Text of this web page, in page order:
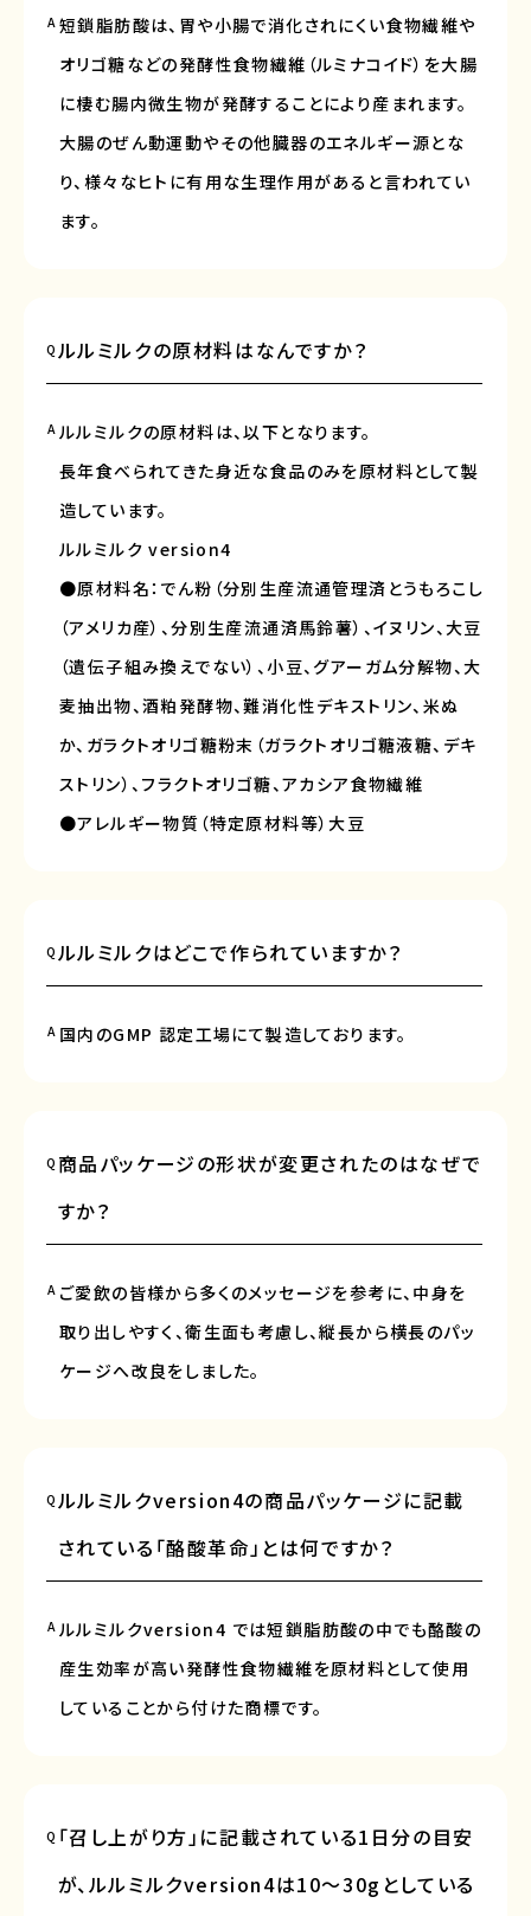
A 短鎖脂肪酸は、胃や小腸で消化されにくい食物繊維や
オリゴ糖などの発酵性食物繊維（ルミナコイド）を大腸
に棲む腸内微生物が発酵することにより産まれます。
大腸のぜん動運動やその他臓器のエネルギー源とな
り、様々なヒトに有用な生理作用があると言われてい
ます。
Q ルルミルクの原材料はなんですか？
A ルルミルクの原材料は、以下となります。
長年食べられてきた身近な食品のみを原材料として製
造しています。
ルルミルク version4
●原材料名：でん粉（分別生産流通管理済とうもろこし
（アメリカ産）、分別生産流通済馬鈴薯）、イヌリン、大豆
（遺伝子組み換えでない）、小豆、グアーガム分解物、大
麦抽出物、酒粕発酵物、難消化性デキストリン、米ぬ
か、ガラクトオリゴ糖粉末（ガラクトオリゴ糖液糖、デキ
ストリン）、フラクトオリゴ糖、アカシア食物繊維
●アレルギー物質（特定原材料等）大豆
Q ルルミルクはどこで作られていますか？
A 国内のGMP 認定工場にて製造しております。
Q 商品パッケージの形状が変更されたのはなぜで
すか？
A ご愛飲の皆様から多くのメッセージを参考に、中身を
取り出しやすく、衛生面も考慮し、縦長から横長のパッ
ケージへ改良をしました。
Q ルルミルクversion4の商品パッケージに記載
されている「酪酸革命」とは何ですか？
A ルルミルクversion4 では短鎖脂肪酸の中でも酪酸の
産生効率が高い発酵性食物繊維を原材料として使用
していることから付けた商標です。
Q 「召し上がり方」に記載されている1日分の目安
が、ルルミルクversion4は10〜30gとしている